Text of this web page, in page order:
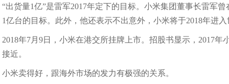
“出货量1亿”是雷军2017年定下的目标。小米集团董事长雷军
1亿台的目标。此外，他还表示不出意外，小米将于2018年进入
2018年7月9日，小米在港交所挂牌上市。招股书显示，2017
接近。
小米卖得好，跟海外市场的发力有极强的关系。